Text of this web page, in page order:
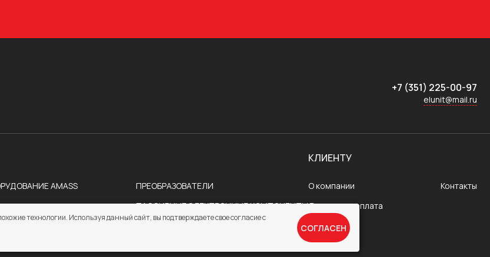
+7 (351) 225-00-97
elunit@mail.ru
AMASS
ПРЕОБРАЗОВАТЕЛИ
ПАССИВНЫЕ ЭЛЕКТРОННЫЕ КОМПОНЕНТЫ
КЛИЕНТУ
О компании
Доставка и оплата
Контакты
технологии. Используя данный сайт, вы подтверждаете свое согласие с
СОГЛАСЕН